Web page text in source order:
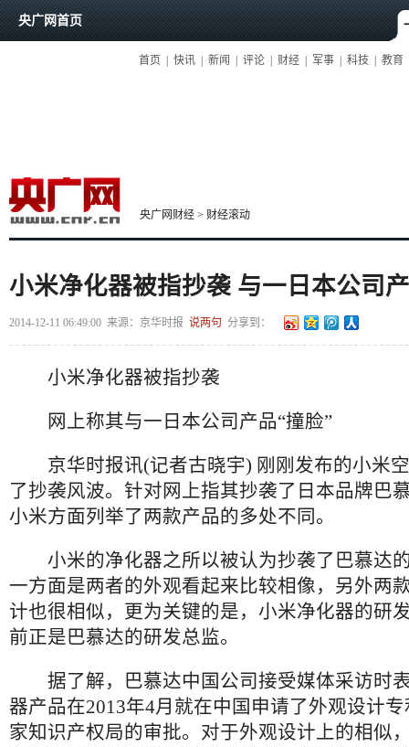
央广网首页
首页 快讯 新闻 评论 财经 军事 科技 教育
央广网财经 > 财经滚动
小米净化器被指抄袭 与一日本公司
2014-12-11 06:49:00 来源： 京华时报 说两句 分享到：
小米净化器被指抄袭
网上称其与一日本公司产品“撞脸”
京华时报讯(记者古晓宇) 刚刚发布的小米
了抄袭风波。针对网上指其抄袭了日本品牌巴
小米方面列举了两款产品的多处不同。
小米的净化器之所以被认为抄袭了巴慕达
一方面是两者的外观看起来比较相像，另外两
计也很相似，更为关键的是，小米净化器的研
前正是巴慕达的研发总监。
据了解，巴慕达中国公司接受媒体采访时
器产品在2013年4月就在中国申请了外观设计
家知识产权局的审批。对于外观设计上的相似